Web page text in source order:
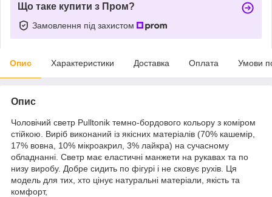
Що таке купити з Пром?
Замовлення під захистом
Опис Характеристики Доставка Оплата Умови
Опис
Чоловічий светр Pulltonik темно-бордового кольору з коміром
стійкою. Виріб виконаний із якісних матеріалів (70% кашемір,
17% вовна, 10% мікроакрил, 3% лайкра) на сучасному
обладнанні. Светр має еластичні манжети на рукавах та по
низу виробу. Добре сидить по фігурі і не сковує рухів. Ця
модель для тих, хто цінує натуральні матеріали, якість та
комфорт,